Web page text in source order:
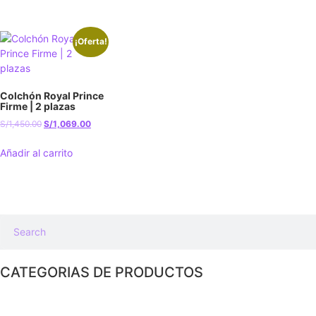
¡Oferta!
Colchón Royal Prince
Firme | 2 plazas
S/1,450.00 S/1,069.00
Añadir al carrito
CATEGORIAS DE PRODUCTOS